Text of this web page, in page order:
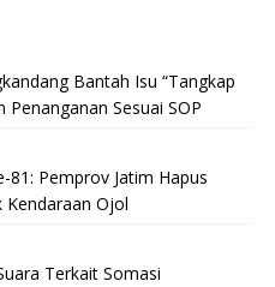
Bantah Isu “Tangkap
Penanganan Sesuai SOP
81: Pemprov Jatim Hapus
Kendaraan Ojol
Terkait Somasi